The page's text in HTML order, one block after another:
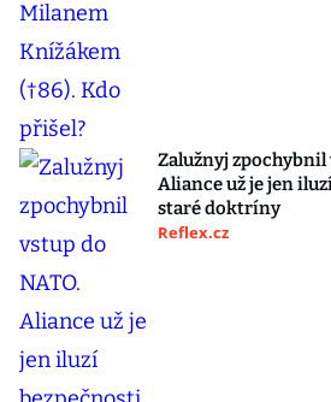
Zalužnyj zpochybnil
Aliance už je jen
staré doktríny
Reflex.cz